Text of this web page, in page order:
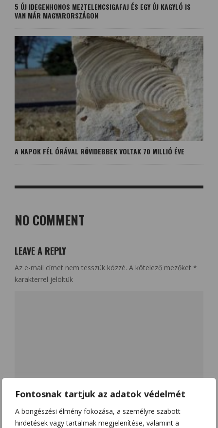
Fontosnak tartjuk az adatok védelmét
A böngészési élmény fokozása, a személyre szabott
hirdetések vagy tartalmak megjelenítése, valamint a
5 ÚJ IDEGENHONOS MEZTELENCSIGAFAJ ÉS EGY ÚJ KAGYLÓ IS
VAN MÁR MAGYARORSZÁGON
A NAPOK FÉL ÓRÁVAL RÖVIDEBBEK VOLTAK 70 MILLIÓ ÉVE
NO COMMENT
LEAVE A REPLY
Az e-mail címet nem tesszük közzé. A kötelező mezőket *
karakterrel jelöltük
Name*